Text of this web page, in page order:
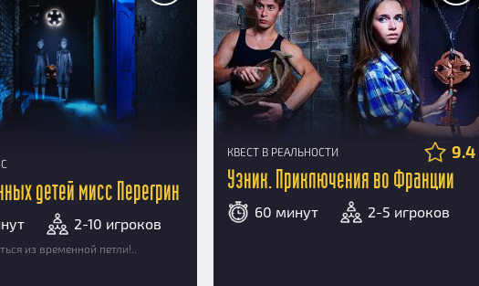
детей мисс Перегрин
2-10 игроков
из временной петли!..
КВЕСТ В РЕАЛЬНОСТИ 9.4
Узник. Приключения во Франции
60 минут 2-5 игроков